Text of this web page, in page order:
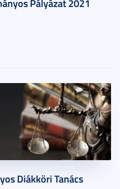
Diákköri Tanács